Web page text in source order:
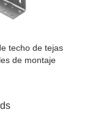
techo de tejas
de montaje